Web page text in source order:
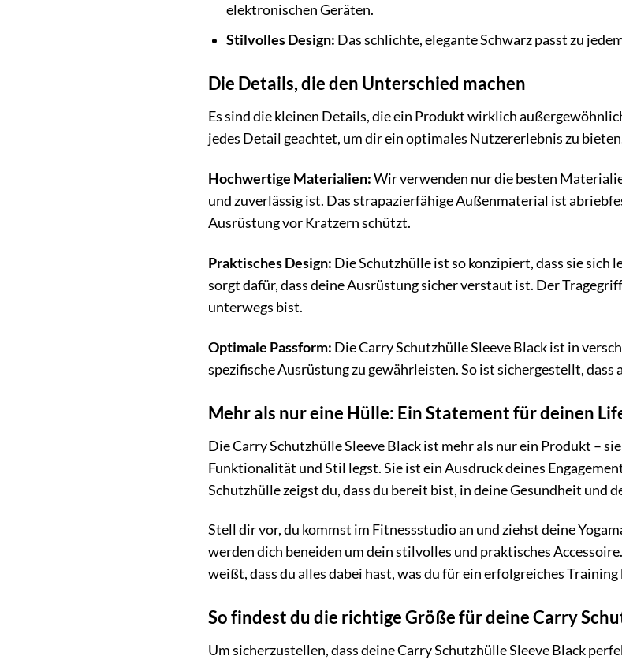
elektronischen Geräten.
Stilvolles Design: Das schlichte, elegante Schwarz passt zu
Die Details, die den Unterschied machen
Es sind die kleinen Details, die ein Produkt wirklich
jedes Detail geachtet, um dir ein optimales Nutzererlebnis zu
Hochwertige Materialien:Wir verwenden nur die besten
und zuverlässig ist. Das strapazierfähige Außenmaterial ist
Ausrüstung vor Kratzern schützt.
Praktisches Design: Die Schutzhülle ist so konzipiert, dass sie sich
sorgt dafür, dass deine Ausrüstung sicher verstaut ist. Der
unterwegs bist.
Optimale Passform: Die Carry Schutzhülle Sleeve Black ist in
spezifische Ausrüstung zu gewährleisten. So ist sichergestellt,
Mehr als nur eine Hülle: Ein Statement für deinen
Die Carry Schutzhülle Sleeve Black ist mehr als nur ein Produkt –
Funktionalität und Stil legst. Sie ist ein Ausdruck deines
Schutzhülle zeigst du, dass du bereit bist, in deine Gesundheit und
Stell dir vor, du kommst im Fitnessstudio an und ziehst deine
werden dich beneiden um dein stilvolles und praktisches
weißt, dass du alles dabei hast, was du für ein erfolgreiches Training
So findest du die richtige Größe für deine Carry
Um sicherzustellen, dass deine Carry Schutzhülle Sleeve Black